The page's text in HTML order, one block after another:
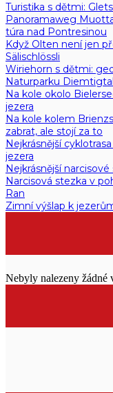
Turistika s dětmi:
Panoramaweg
túra nad Pontresinou
Když Olten není jen
Sälischlössli
Wiriehorn s dětmi:
Naturparku Diemtigtal
Na kole okolo
jezera
Na kole kolem
zabrat, ale stojí za to
Nejkrásnější
jezera
Nejkrásnější
Narcisová stezka v
Ran
Zimní výšlap k
Nebyly nalezeny žádné